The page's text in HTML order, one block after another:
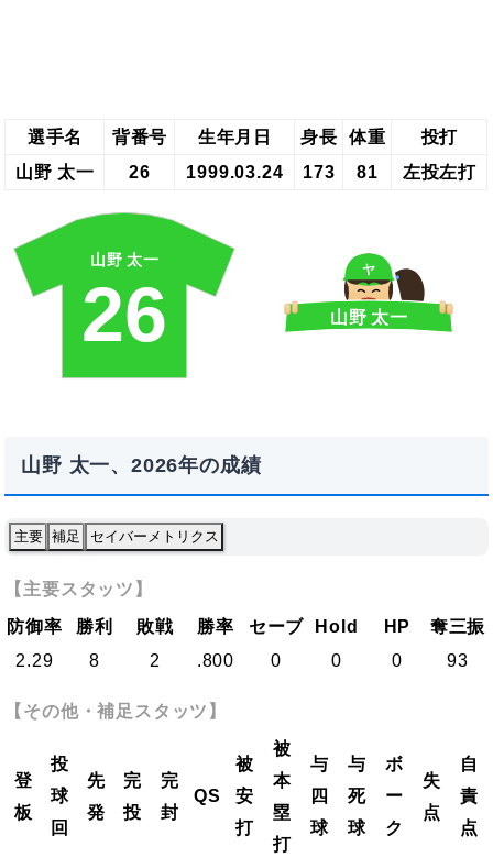
選手名 背番号 生年月日 身長 体重
投打
山野 太一
26 1999.03.24 173 81 左投左打
山野 太一
26
ヤ
山野 太一
山野 太一、2026年の成績
主要 補足 セイバーメトリクス
【主要スタッツ】
防御率
勝利 敗戦 勝率 セーブ Hold HP
奪三振
2.29
8 2 .800 0 0 0 93
【その他・補足スタッツ】
登
板
投
球
回
先
発
完
投
完
封
QS
被
安
打
被
本
塁
打
与
四
球
与
死
球
ボ
ー
ク
失
点
自
責
点